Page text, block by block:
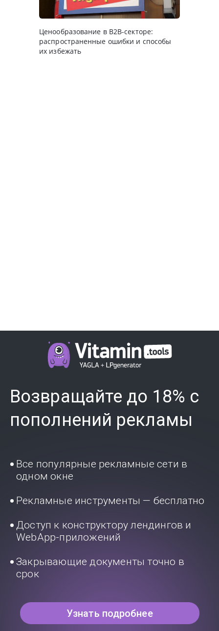
Ценообразование в B2B-секторе:
распространенные ошибки и способы
их избежать
Возвращайте до 18% с
пополнений рекламы
Все популярные рекламные сети в
одном окне
Рекламные инструменты — бесплатно
Доступ к конструктору лендингов и
WebApp-приложений
Закрывающие документы точно в
срок
Узнать подробнее